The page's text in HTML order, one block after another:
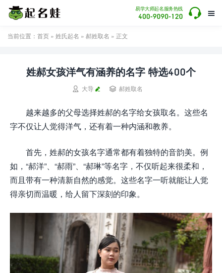

易学大师起名服务热线
400-9090-120 
当前位置： 首页 » 姓氏起名 » 郝姓取名 » 正文
姓郝女孩洋气有涵养的名字 特选400个
 大导  郝姓取名
越来越多的父母选择姓郝的名字给女孩取名。这些名
字不仅让人觉得洋气，还有着一种内涵和教养。
首先，姓郝的女孩名字通常都有着独特的音韵美。例
如，“郝洋”、“郝雨”、“郝琳”等名字，不仅听起来很柔和，
而且带有一种清新自然的感觉。这些名字一听就能让人觉
得亲切而温暖，给人留下深刻的印象。